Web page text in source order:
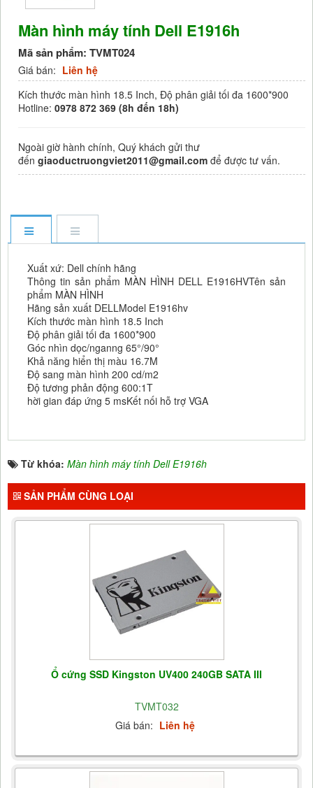
Màn hình máy tính Dell E1916h
Mã sản phẩm: TVMT024
Giá bán: Liên hệ
Kích thước màn hình 18.5 Inch, Độ phân giải tối đa 1600*900
Hotline: 0978 872 369 (8h đến 18h)
Ngoài giờ hành chính, Quý khách gửi thư
đến giaoductruongviet2011@gmail.com để được tư vấn.
Xuất xứ: Dell chính hãng
Thông tin sản phẩm MÀN HÌNH DELL E1916HVTên sản
phẩm MÀN HÌNH
Hãng sản xuất DELLModel E1916hv
Kích thước màn hình 18.5 Inch
Độ phân giải tối đa 1600*900
Góc nhìn dọc/nganng 65°/90°
Khả năng hiển thị màu 16.7M
Độ sang màn hình 200 cd/m2
Độ tương phản động 600:1T
hời gian đáp ứng 5 msKết nối hỗ trợ VGA
Từ khóa: Màn hình máy tính Dell E1916h
SẢN PHẨM CÙNG LOẠI
Ổ cứng SSD Kingston UV400 240GB SATA III
TVMT032
Giá bán: Liên hệ